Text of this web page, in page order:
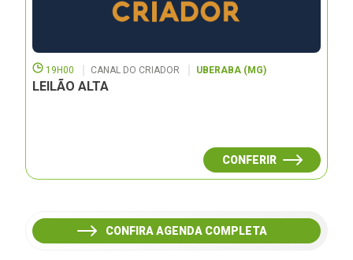
19H00 CANAL DO CRIADOR UBERABA (MG)
LEILÃO ALTA
CONFERIR
CONFIRA AGENDA COMPLETA